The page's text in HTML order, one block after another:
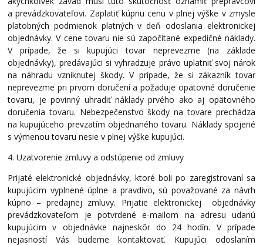
a prevádzkovateľovi. Zaplatiť kúpnu cenu v plnej výške v zmysle
platobných podmienok platných v deň odoslania elektronickej
objednávky. V cene tovaru nie sú započítané expedičné náklady.
V prípade, že si kupujúci tovar neprevezme (na základe
objednávky), predávajúci si vyhradzuje právo uplatniť svoj nárok
na náhradu vzniknutej škody. V prípade, že si zákazník tovar
neprevezme pri prvom doručení a požaduje opätovné doručenie
tovaru, je povinný uhradiť náklady prvého ako aj opätovného
doručenia tovaru. Nebezpečenstvo škody na tovare prechádza
na kupujúceho prevzatím objednaného tovaru. Náklady spojené
s výmenou tovaru nesie v plnej výške kupujúci.
4. Uzatvorenie zmluvy a odstúpenie od zmluvy
Prijaté elektronické objednávky, ktoré boli po zaregistrovaní sa
kupujúcim vyplnené úplne a pravdivo, sú považované za návrh
kúpno – predajnej zmluvy. Prijatie elektronickej objednávky
prevádzkovateľom je potvrdené e-mailom na adresu udanú
kupujúcim v objednávke najneskôr do 24 hodín. V prípade
nejasností Vás budeme kontaktovať. Kupujúci odoslaním